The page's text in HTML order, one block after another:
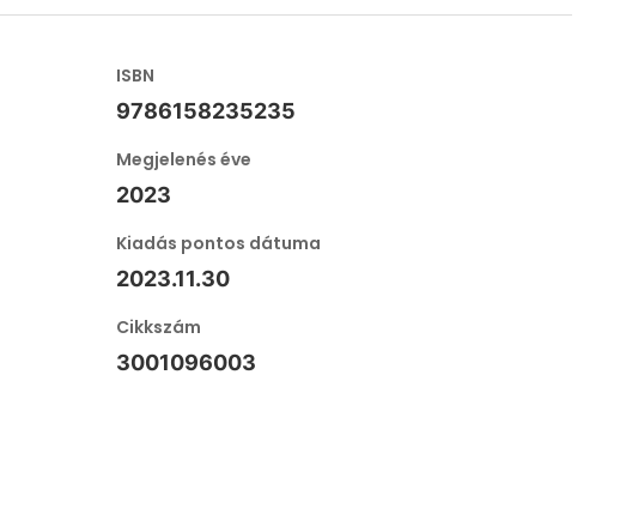
ISBN
9786158235235
Megjelenés éve
2023
Kiadás pontos dátuma
2023.11.30
Cikkszám
3001096003